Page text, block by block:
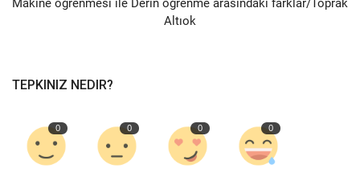
Makine öğrenmesi ile Derin öğrenme arasındaki farklar/Toprak
Altıok
TEPKINIZ NEDIR?
0 0 0 0